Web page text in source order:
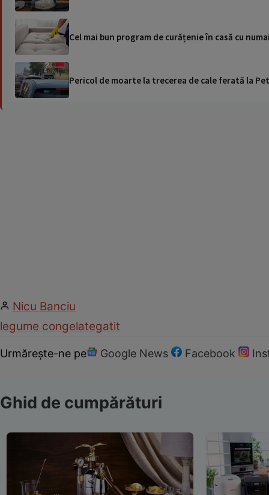
Cel mai bun program de curățenie în casă cu
Pericol de moarte la trecerea de cale ferată la
Nicu Banciu
legume congelategatit
Urmărește-ne pe Google News Facebook
Ghid de cumpărături